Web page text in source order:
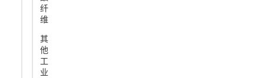
纤
维
其
他
工
业